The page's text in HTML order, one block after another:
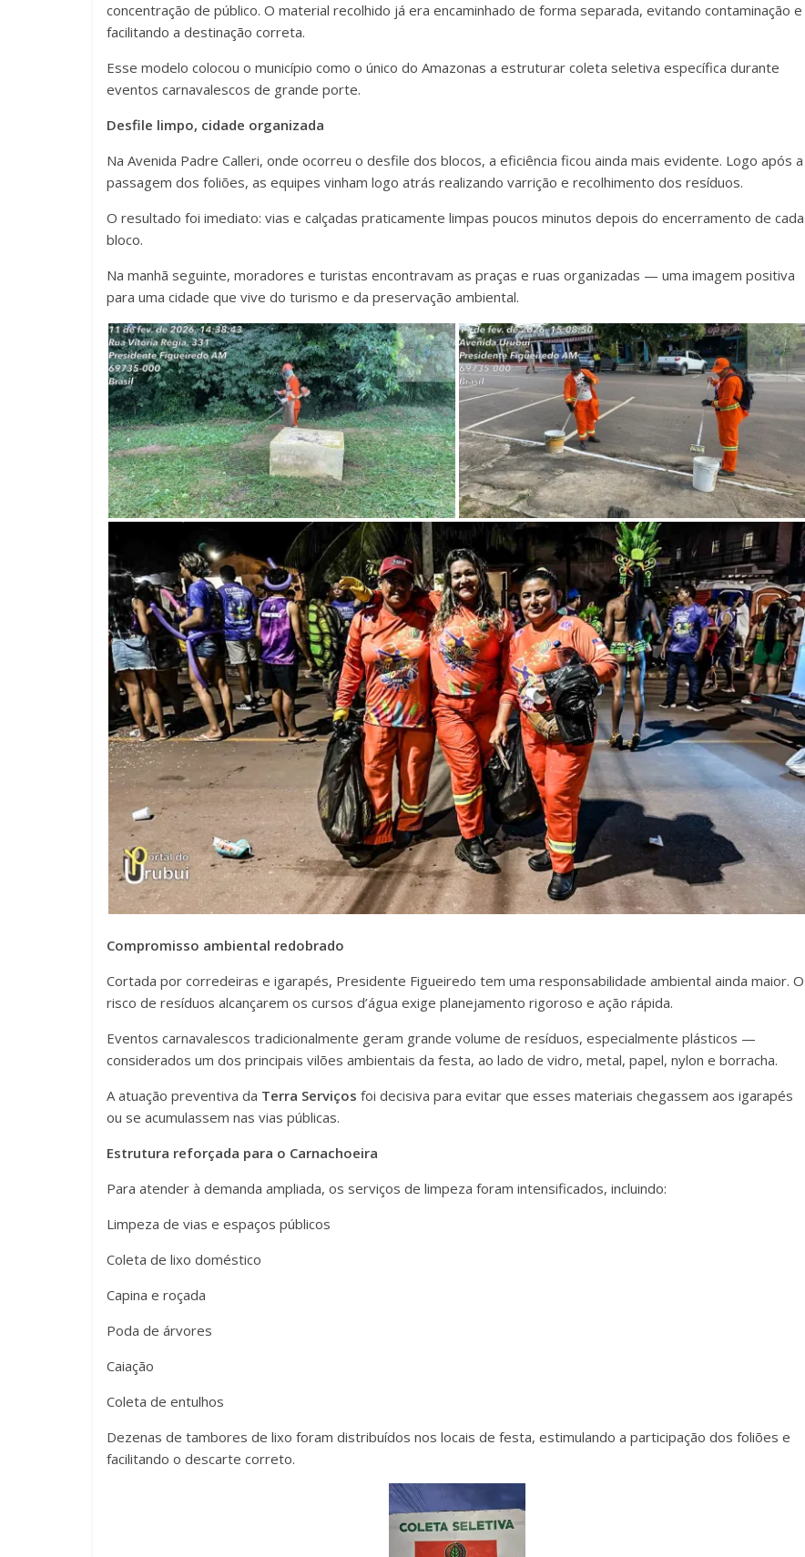
concentração de público. O material recolhido já era encaminhado de forma separada, evitando contaminação e
facilitando a destinação correta.
Esse modelo colocou o município como o único do Amazonas a estruturar coleta seletiva específica durante
eventos carnavalescos de grande porte.
Desfile limpo, cidade organizada
Na Avenida Padre Calleri, onde ocorreu o desfile dos blocos, a eficiência ficou ainda mais evidente. Logo após a
passagem dos foliões, as equipes vinham logo atrás realizando varrição e recolhimento dos resíduos.
O resultado foi imediato: vias e calçadas praticamente limpas poucos minutos depois do encerramento de cada
bloco.
Na manhã seguinte, moradores e turistas encontravam as praças e ruas organizadas — uma imagem positiva
para uma cidade que vive do turismo e da preservação ambiental.
Compromisso ambiental redobrado
Cortada por corredeiras e igarapés, Presidente Figueiredo tem uma responsabilidade ambiental ainda maior. O
risco de resíduos alcançarem os cursos d’água exige planejamento rigoroso e ação rápida.
Eventos carnavalescos tradicionalmente geram grande volume de resíduos, especialmente plásticos —
considerados um dos principais vilões ambientais da festa, ao lado de vidro, metal, papel, nylon e borracha.
A atuação preventiva da Terra Serviços foi decisiva para evitar que esses materiais chegassem aos igarapés
ou se acumulassem nas vias públicas.
Estrutura reforçada para o Carnachoeira
Para atender à demanda ampliada, os serviços de limpeza foram intensificados, incluindo:
Limpeza de vias e espaços públicos
Coleta de lixo doméstico
Capina e roçada
Poda de árvores
Caiação
Coleta de entulhos
Dezenas de tambores de lixo foram distribuídos nos locais de festa, estimulando a participação dos foliões e
facilitando o descarte correto.